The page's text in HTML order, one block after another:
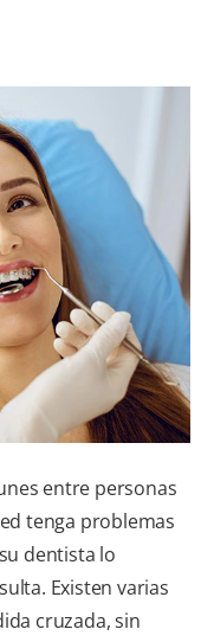
PROMOCIONES
HN (ES)
SUSCRÍBASE
entre personas
tenga problemas
dentista lo
Existen varias
cruzada, sin